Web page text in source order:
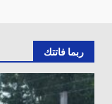
ربما فاتتك